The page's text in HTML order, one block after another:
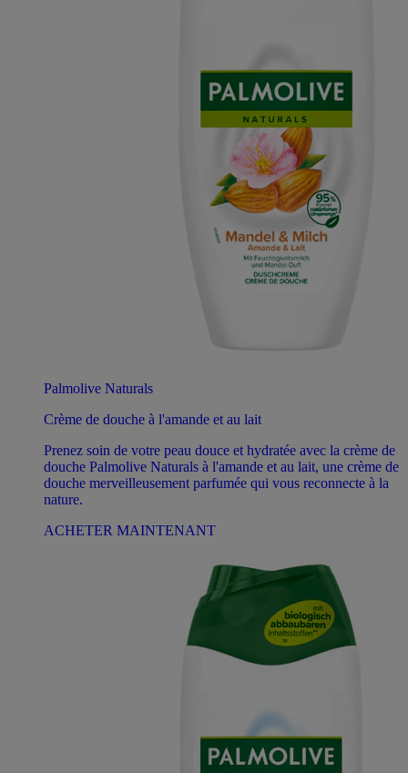
Palmolive Naturals
Crème de douche à l'amande et au lait
Prenez soin de votre peau douce et hydratée avec la crème de
douche Palmolive Naturals à l'amande et au lait, une crème de
douche merveilleusement parfumée qui vous reconnecte à la
nature.
ACHETER MAINTENANT